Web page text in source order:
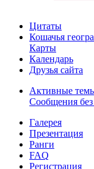
Цитаты
Кошачья
Карты
Календарь
Друзья сайта
Активные
Сообщения без
Галерея
Презентация
Ранги
FAQ
Регистрация